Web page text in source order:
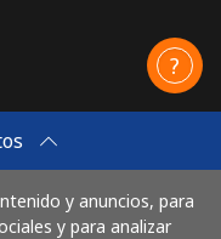
y anuncios, para
y para analizar